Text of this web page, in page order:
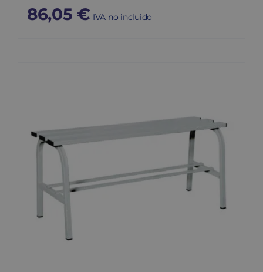
86,05 € IVA no incluido